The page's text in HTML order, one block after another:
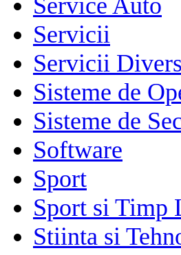
Servicii
Servicii
Sisteme de
Sisteme de
Software
Sport
Sport si Timp
Stiinta si